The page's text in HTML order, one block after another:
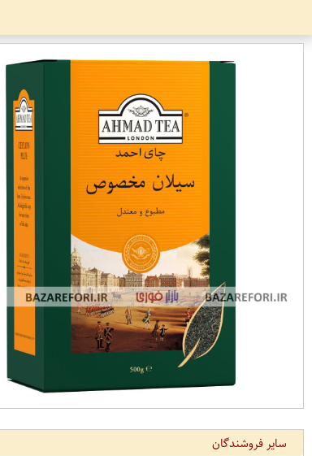
سایر فروشندگان